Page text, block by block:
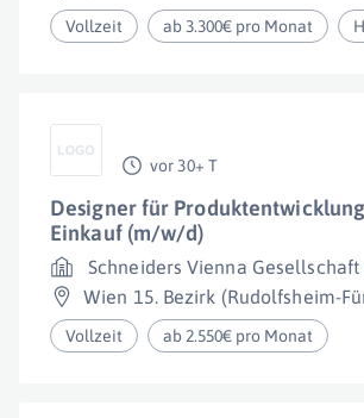
Vollzeit ab 3.300€ pro Monat
vor 30+ T
Designer für
Einkauf (m/w/d)
Schneiders Vienna Gesellschaft
Wien 15. Bezirk (Rudolfsheim-
Vollzeit ab 2.550€ pro Monat